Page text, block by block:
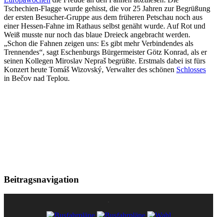
Tschechien-Flagge wurde gehisst, die vor 25 Jahren zur Begrüßung
der ersten Besucher-Gruppe aus dem früheren Petschau noch aus
einer Hessen-Fahne im Rathaus selbst genäht wurde. Auf Rot und
Weiß musste nur noch das blaue Dreieck angebracht werden.
„Schon die Fahnen zeigen uns: Es gibt mehr Verbindendes als
Trennendes“, sagt Eschenburgs Bürgermeister Götz Konrad, als er
seinen Kollegen Miroslav Nepraš begrüßte. Erstmals dabei ist fürs
Konzert heute Tomáš Wizovský, Verwalter des schönen Schlosses
in Bečov nad Teplou.
Beitragsnavigation